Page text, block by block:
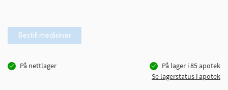
Bestill medisiner
På nettlager På lager i85apotek
Se lagerstatus i apotek
bildegalleri